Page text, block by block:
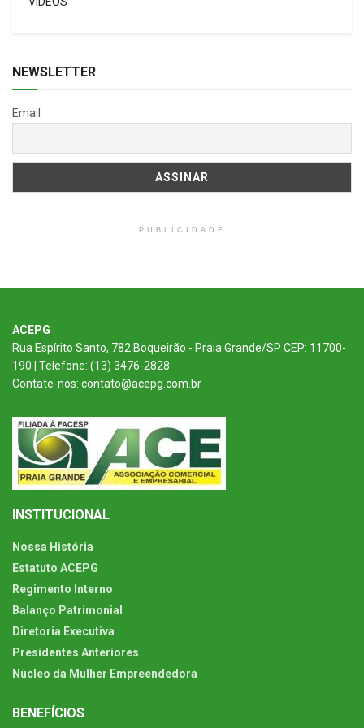
NEWSLETTER
Email
PUBLICIDADE
ACEPG
Rua Espírito Santo, 782 Boqueirão - Praia Grande/SP CEP: 11700-
190 | Telefone: (13) 3476-2828
Contate-nos: contato@acepg.com.br
INSTITUCIONAL
Nossa História
Estatuto ACEPG
Regimento Interno
Balanço Patrimonial
Diretoria Executiva
Presidentes Anteriores
Núcleo da Mulher Empreendedora
BENEFÍCIOS